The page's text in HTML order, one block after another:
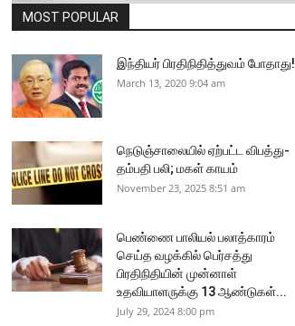
MOST POPULAR
இந்தியர் பிரதிநிதித்துவம் போதாது!
March 13, 2020 9:04 am
நெடுஞ்சாலையில் ஏற்பட்ட விபத்து-
தம்பதி பலி; மகள் காயம்
November 23, 2025 8:51 am
பெண்ணை பாலியல் பலாத்காரம்
செய்த வழக்கில் பெர்சத்து
பிரதிநிதியின் முன்னாள்
உதவியாளருக்கு 13 ஆண்டுகள்...
July 29, 2024 8:00 pm